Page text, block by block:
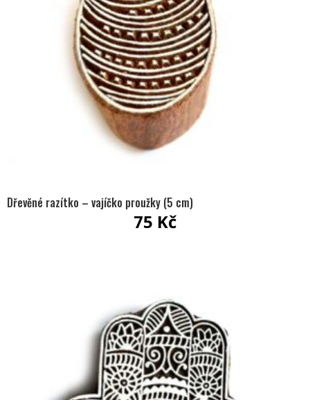
Dřevěné razítko – vajíčko proužky (5 cm)
75 Kč